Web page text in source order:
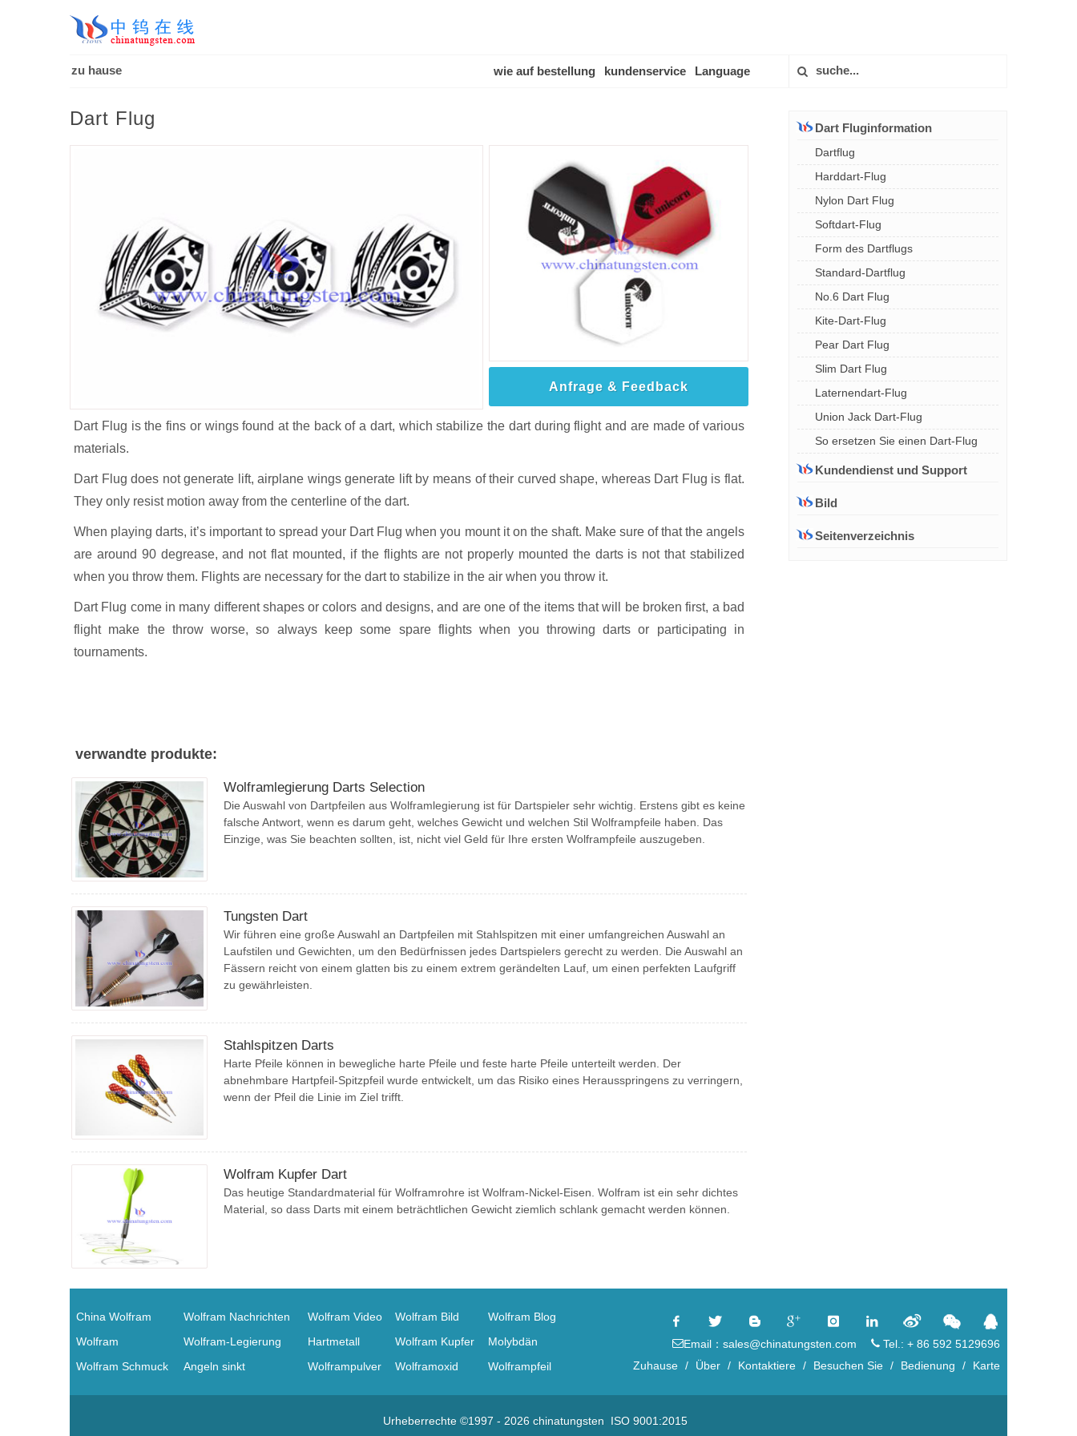
zu hause wie auf bestellung kundenservice Language
Dart Flug
Anfrage & Feedback
Dart Flug is the fins or wings found at the back of a dart, which stabilize the dart during flight and are made of various
materials.
Dart Flug does not generate lift, airplane wings generate lift by means of their curved shape, whereas Dart Flug is flat.
They only resist motion away from the centerline of the dart.
When playing darts, it’s important to spread your Dart Flug when you mount it on the shaft. Make sure of that the angels
are around 90 degrease, and not flat mounted, if the flights are not properly mounted the darts is not that stabilized
when you throw them. Flights are necessary for the dart to stabilize in the air when you throw it.
Dart Flug come in many different shapes or colors and designs, and are one of the items that will be broken first, a bad
flight make the throw worse, so always keep some spare flights when you throwing darts or participating in
tournaments.
verwandte produkte:
Wolframlegierung Darts Selection
Die Auswahl von Dartpfeilen aus Wolframlegierung ist für Dartspieler sehr wichtig. Erstens gibt es keine
falsche Antwort, wenn es darum geht, welches Gewicht und welchen Stil Wolframpfeile haben. Das
Einzige, was Sie beachten sollten, ist, nicht viel Geld für Ihre ersten Wolframpfeile auszugeben.
Tungsten Dart
Wir führen eine große Auswahl an Dartpfeilen mit Stahlspitzen mit einer umfangreichen Auswahl an
Laufstilen und Gewichten, um den Bedürfnissen jedes Dartspielers gerecht zu werden. Die Auswahl an
Fässern reicht von einem glatten bis zu einem extrem gerändelten Lauf, um einen perfekten Laufgriff
zu gewährleisten.
Stahlspitzen Darts
Harte Pfeile können in bewegliche harte Pfeile und feste harte Pfeile unterteilt werden. Der
abnehmbare Hartpfeil-Spitzpfeil wurde entwickelt, um das Risiko eines Herausspringens zu verringern,
wenn der Pfeil die Linie im Ziel trifft.
Wolfram Kupfer Dart
Das heutige Standardmaterial für Wolframrohre ist Wolfram-Nickel-Eisen. Wolfram ist ein sehr dichtes
Material, so dass Darts mit einem beträchtlichen Gewicht ziemlich schlank gemacht werden können.
Dart Fluginformation
Dartflug
Harddart-Flug
Nylon Dart Flug
Softdart-Flug
Form des Dartflugs
Standard-Dartflug
No.6 Dart Flug
Kite-Dart-Flug
Pear Dart Flug
Slim Dart Flug
Laternendart-Flug
Union Jack Dart-Flug
So ersetzen Sie einen Dart-Flug
Kundendienst und Support
Bild
Seitenverzeichnis
China Wolfram Wolfram Nachrichten Wolfram Video Wolfram Bild
Wolfram Blog
Wolfram
Wolfram-Legierung Hartmetall Wolfram Kupfer
Molybdän
Wolfram Schmuck
Angeln sinkt Wolframpulver Wolframoxid Wolframpfeil
Email：sales@chinatungsten.com
Tel.: + 86 592 5129696
Zuhause / Über / Kontaktiere / Besuchen Sie / Bedienung / Karte
Urheberrechte ©1997 - 2026 chinatungsten ISO 9001:2015